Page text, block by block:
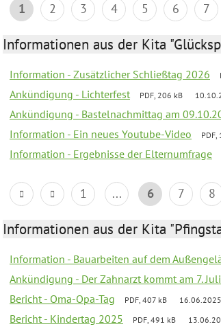
1 2 3 4 5 6 7
Informationen aus der Kita
Information - Zusätzlicher Schließtag 2026
Ankündigung - Lichterfest PDF, 206 kB
Ankündigung - Bastelnachmittag am
Information - Ein neues Youtube-Video PDF,
Information - Ergebnisse der Elternumfrage
1 ... 6 7 8
Informationen aus der Kita
Information - Bauarbeiten auf dem
Ankündigung - Der Zahnarzt kommt am 7. Juli
Bericht - Oma-Opa-Tag PDF, 407 kB 16.06.2025
Bericht - Kindertag 2025 PDF, 491 kB